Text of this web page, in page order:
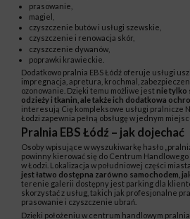
prasowanie,
magiel,
czyszczenie butów i usługi szewskie,
czyszczenie i renowacja skór,
czyszczenie dywanów,
poprawki krawieckie.
Dodatkowo pralnia EBS Łódź oferuje usługi
impregnacja, apretura, krochmal,
ozonowanie. Dzięki temu możliwe jest nie tylko
odzieży i tkanin, ale także ich dodatkowa
interesują Cię kompleksowe usługi pralnicze
Łodzi zapewnia pełną obsługę w jednym
Pralnia EBS Łódź – jak dojechać
Osoby wpisujące w wyszukiwarkę hasło
powinny kierować się do Centrum
w Łodzi. Lokalizacja w południowej części
jest łatwo dostępna zarówno samochodem,
terenie galerii dostępny jest parking dla
skorzystać z usług, takich jak profesjonalne
prasowanie i czyszczenie ubrań.
Dzięki położeniu w centrum handlowym pralnia